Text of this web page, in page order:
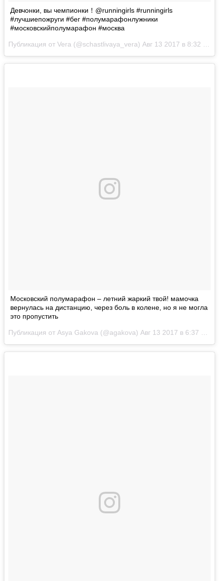
Девчонки, вы чемпионки！@runningirls #runningirls
#лучшиепожруги #бег #полумарафонлужники
#московскийполумарафон #москва
Публикация от Vera (@schastlivaya_vera) Авг 13 2017 в 8:32 PDT
Московский полумарафон – летний жаркий твой! мамочка
вернулась на дистанцию, через боль в колене, но я не могла
это пропустить
Публикация от Asya Gakova (@agakova) Авг 13 2017 в 6:37 PDT